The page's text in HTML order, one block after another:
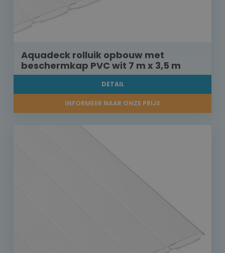
Aquadeck rolluik opbouw met
beschermkap PVC wit 7 m x 3,5 m
DETAIL
INFORMEER NAAR ONZE PRIJS